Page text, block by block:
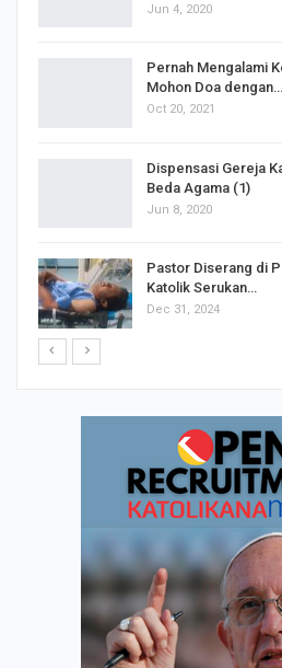
Jun 4, 2020
Pernah Mengalami
Mohon Doa dengan…
Oct 20, 2021
Dispensasi Gereja
Beda Agama (1)
Jun 8, 2020
Pastor Diserang di
Katolik Serukan…
Dec 31, 2024